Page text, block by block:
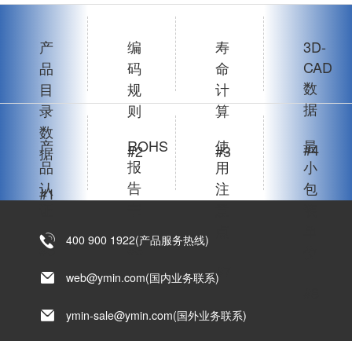
产
品
目
录
数
据
#1
编
码
规
则
#2
寿
命
计
算
#3
3D-
CAD
数
据
#4
产
品
认
#5
ROHS
报
告
#6
使
用
注
#7
最
小
包
400 900 1922(产品服务热线)
web@ymin.com(国内业务联系)
ymin-sale@ymin.com(国外业务联系)